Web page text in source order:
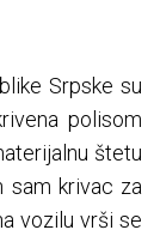
Srpske su
polisom
štetu
sam krivac za
vozilu vrši se